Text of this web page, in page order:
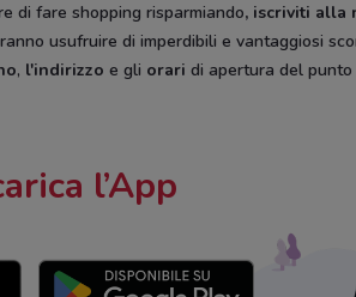
di fare shopping risparmiando, iscriviti alla
usufruire di imperdibili e vantaggiosi
, l'indirizzo e gli orari di apertura del
l’App